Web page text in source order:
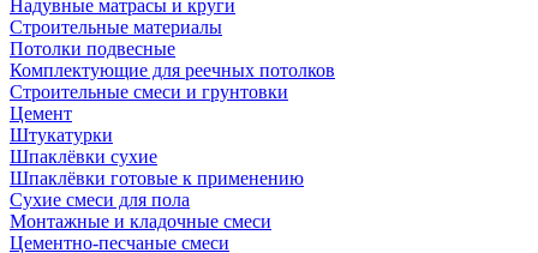
Надувные матрасы и круги
Строительные материалы
Потолки подвесные
Комплектующие для реечных потолков
Строительные смеси и грунтовки
Цемент
Штукатурки
Шпаклёвки сухие
Шпаклёвки готовые к применению
Сухие смеси для пола
Монтажные и кладочные смеси
Цементно-песчаные смеси